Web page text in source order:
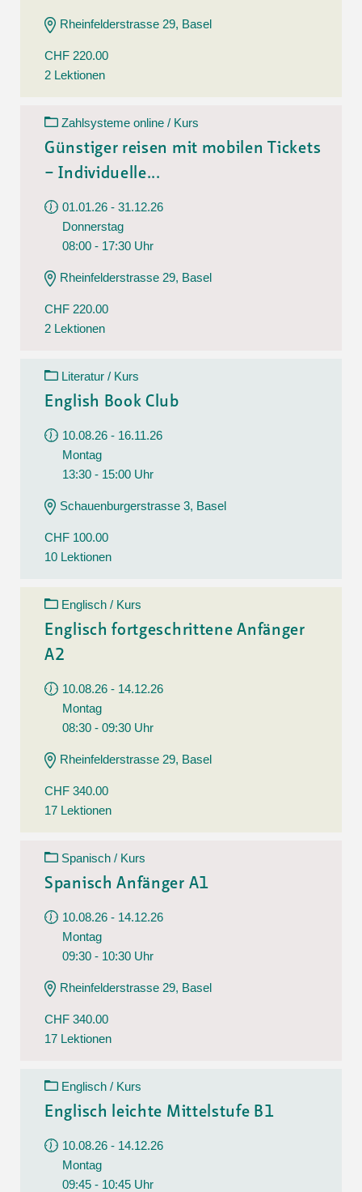
Rheinfelderstrasse 29, Basel
CHF 220.00
2 Lektionen
Zahlsysteme online / Kurs
Günstiger reisen mit mobilen Tickets
– Individuelle...
01.01.26 - 31.12.26
Donnerstag
08:00 - 17:30 Uhr
Rheinfelderstrasse 29, Basel
CHF 220.00
2 Lektionen
Literatur / Kurs
English Book Club
10.08.26 - 16.11.26
Montag
13:30 - 15:00 Uhr
Schauenburgerstrasse 3, Basel
CHF 100.00
10 Lektionen
Englisch / Kurs
Englisch fortgeschrittene Anfänger
A2
10.08.26 - 14.12.26
Montag
08:30 - 09:30 Uhr
Rheinfelderstrasse 29, Basel
CHF 340.00
17 Lektionen
Spanisch / Kurs
Spanisch Anfänger A1
10.08.26 - 14.12.26
Montag
09:30 - 10:30 Uhr
Rheinfelderstrasse 29, Basel
CHF 340.00
17 Lektionen
Englisch / Kurs
Englisch leichte Mittelstufe B1
10.08.26 - 14.12.26
Montag
09:45 - 10:45 Uhr